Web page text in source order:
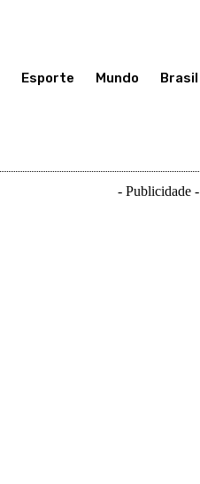
Esporte Mundo Brasil
- Publicidade -